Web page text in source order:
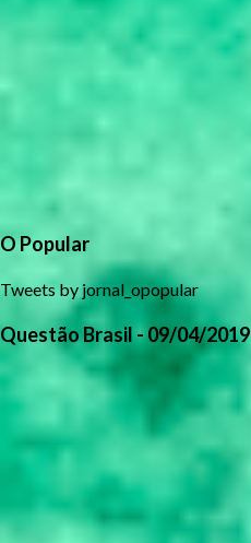
O Popular
Tweets by jornal_opopular
Questão Brasil - 09/04/2019